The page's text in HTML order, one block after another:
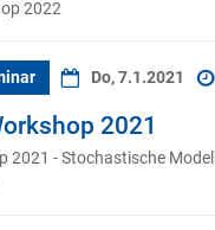
2022
Do, 7.1.2021
2021
2021 - Stochastische